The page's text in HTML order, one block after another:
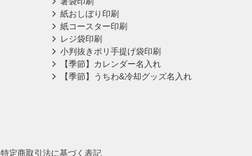
紙おしぼり印刷
紙コースター印刷
レジ袋印刷
小判抜きポリ手提げ袋印刷
【季節】カレンダー名入れ
【季節】うちわ&冷却グッズ名入れ
特定商取引法に基づく表記